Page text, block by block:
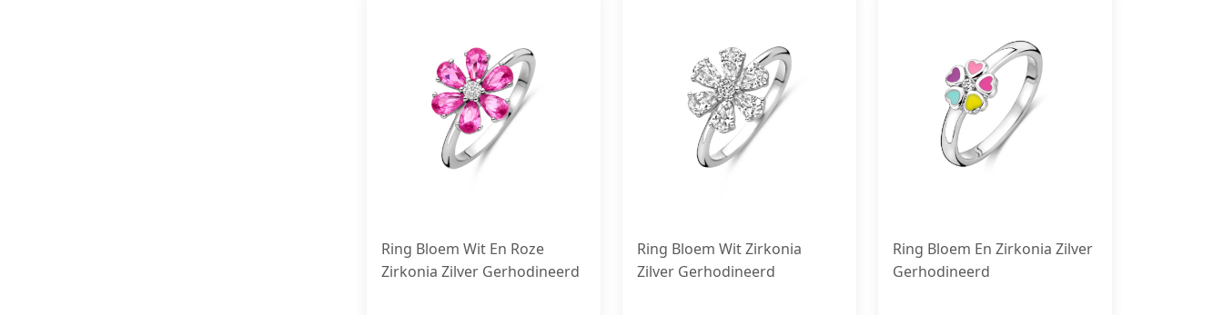
Ring Bloem Wit En Roze
Zirkonia Zilver Gerhodineerd
Ring Bloem Wit Zirkonia
Zilver Gerhodineerd
Ring Bloem En Zirkonia Zilver
Gerhodineerd